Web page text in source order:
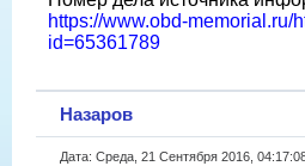
https://www.obd-memorial.ru/
id=65361789
Назаров
Дата: Среда, 21 Сентября 2016,